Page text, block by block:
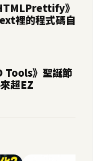
》
裡的程式碼自
Tools》聖誕節
超EZ